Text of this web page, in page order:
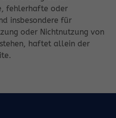
fehlerhafte oder
insbesondere für
oder Nichtnutzung von
haftet allein der